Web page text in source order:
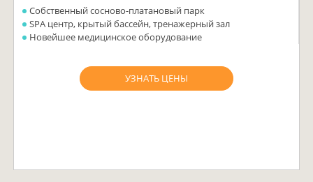
Собственный сосново-платановый парк
SPA центр, крытый бассейн, тренажерный зал
Новейшее медицинское оборудование
УЗНАТЬ ЦЕНЫ